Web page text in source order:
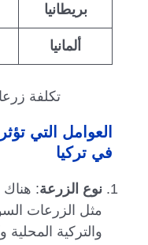
بريطانيا
ألمانيا
تكلفة
العوامل التي
في تركيا
نوع الزرعة: هناك
مثل الزرعات
والتركية